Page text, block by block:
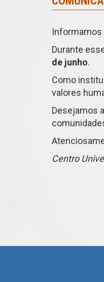
Informamos
Durante
de junho.
Como
valores
Desejamos
Centro